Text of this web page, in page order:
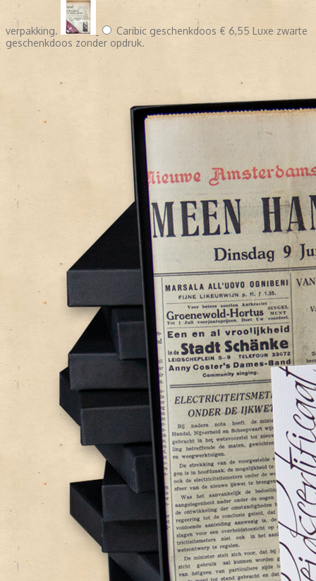
verpakking. Caribic geschenkdoos € 6,55 Luxe zwarte
geschenkdoos zonder opdruk.